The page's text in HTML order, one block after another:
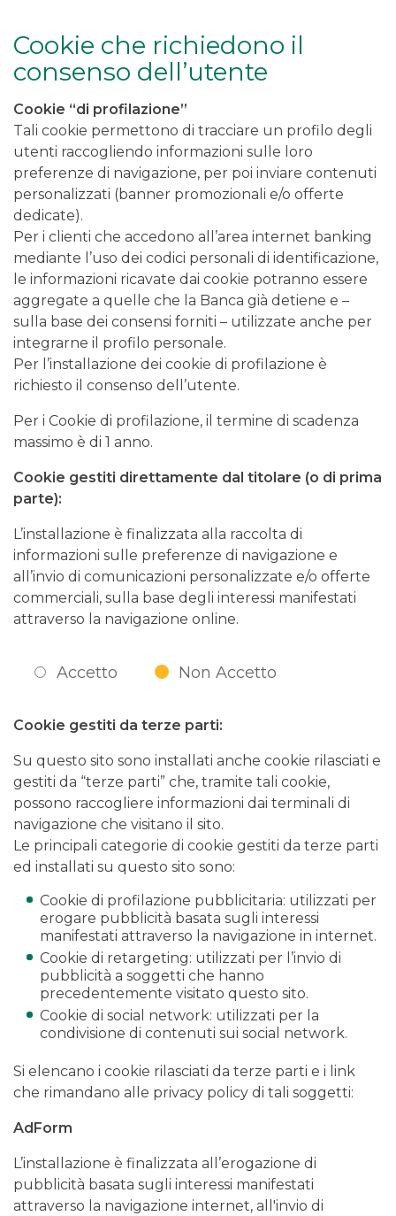
Cookie che richiedono il
consenso dell’utente
Cookie “di profilazione”
Tali cookie permettono di tracciare un profilo degli
utenti raccogliendo informazioni sulle loro
preferenze di navigazione, per poi inviare contenuti
personalizzati (banner promozionali e/o offerte
dedicate).
Per i clienti che accedono all’area internet banking
mediante l’uso dei codici personali di identificazione,
le informazioni ricavate dai cookie potranno essere
aggregate a quelle che la Banca già detiene e –
sulla base dei consensi forniti – utilizzate anche per
integrarne il profilo personale.
Per l’installazione dei cookie di profilazione è
richiesto il consenso dell’utente.
Per i Cookie di profilazione, il termine di scadenza
massimo è di 1 anno.
Cookie gestiti direttamente dal titolare (o di prima
parte):
L’installazione è finalizzata alla raccolta di
informazioni sulle preferenze di navigazione e
all’invio di comunicazioni personalizzate e/o offerte
commerciali, sulla base degli interessi manifestati
attraverso la navigazione online.
Accetto Non Accetto
Cookie gestiti da terze parti:
Su questo sito sono installati anche cookie rilasciati e
gestiti da “terze parti” che, tramite tali cookie,
possono raccogliere informazioni dai terminali di
navigazione che visitano il sito.
Le principali categorie di cookie gestiti da terze parti
ed installati su questo sito sono:
Cookie di profilazione pubblicitaria: utilizzati per
erogare pubblicità basata sugli interessi
manifestati attraverso la navigazione in internet.
Cookie di retargeting: utilizzati per l’invio di
pubblicità a soggetti che hanno
precedentemente visitato questo sito.
Cookie di social network: utilizzati per la
condivisione di contenuti sui social network.
Si elencano i cookie rilasciati da terze parti e i link
che rimandano alle privacy policy di tali soggetti:
AdForm
L’installazione è finalizzata all’erogazione di
pubblicità basata sugli interessi manifestati
attraverso la navigazione internet, all'invio di